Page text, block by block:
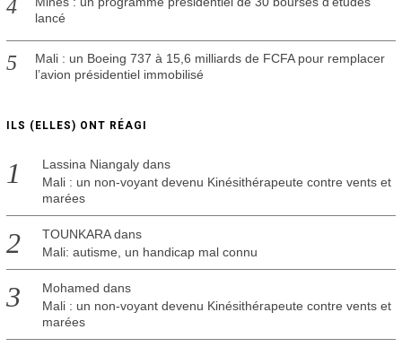
lancé
Mali : un Boeing 737 à 15,6 milliards de FCFA pour remplacer
l’avion présidentiel immobilisé
ILS (ELLES) ONT RÉAGI
Lassina Niangalydans
Mali : un non-voyant devenu Kinésithérapeute contre vents et
marées
TOUNKARAdans
Mali: autisme, un handicap mal connu
Mohamed dans
Mali : un non-voyant devenu Kinésithérapeute contre vents et
marées